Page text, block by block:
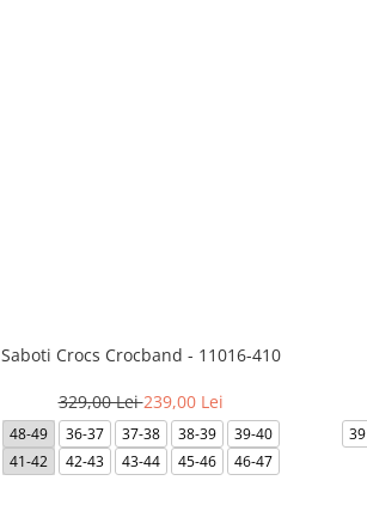
Saboti Crocs Crocband - 11016-410
329,00 Lei239,00 Lei
48-49 36-37 37-38 38-39
39-40
41-42
42-43 43-44 45-46 46-47
39